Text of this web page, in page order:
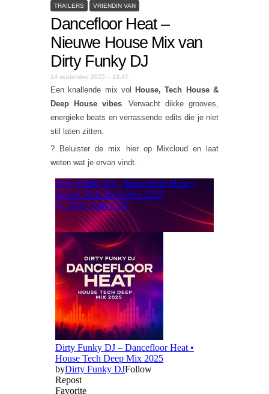
TRAILERS VRIENDIN VAN
Dancefloor Heat –
Nieuwe House Mix van
Dirty Funky DJ
14 september 2025 – 13:47
Een knallende mix volHouse, Tech House &
Deep House vibes. Verwacht dikke grooves,
energieke beats en verrassende edits die je niet
stil laten zitten.
? Beluister de mix hier op Mixcloud en laat
weten wat je ervan vindt.